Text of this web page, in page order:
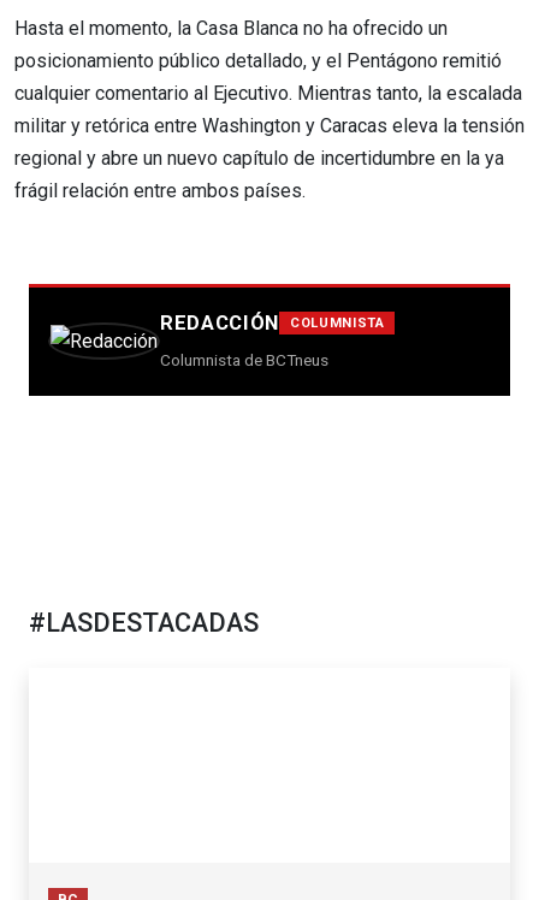
Hasta el momento, la Casa Blanca no ha ofrecido un
posicionamiento público detallado, y el Pentágono remitió
cualquier comentario al Ejecutivo. Mientras tanto, la escalada
militar y retórica entre Washington y Caracas eleva la tensión
regional y abre un nuevo capítulo de incertidumbre en la ya
frágil relación entre ambos países.
REDACCIÓN COLUMNISTA
Columnista de BCTneus
#LASDESTACADAS